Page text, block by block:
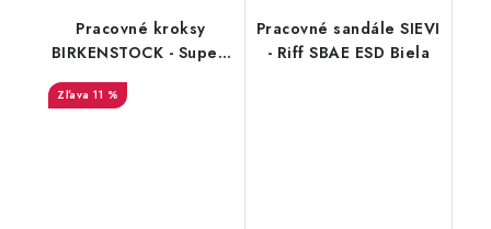
Pracovné kroksy
BIRKENSTOCK - Super-
Birki 2.0 svetlo zelená
152926
11 %
Pracovné sandále SIEVI
- Riff SBAE ESD Biela